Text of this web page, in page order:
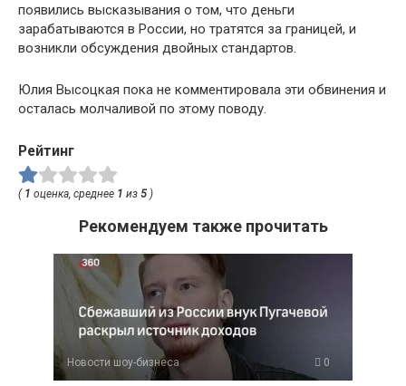
появились высказывания о том, что деньги
зарабатываются в России, но тратятся за границей, и
возникли обсуждения двойных стандартов.
Юлия Высоцкая пока не комментировала эти обвинения и
осталась молчаливой по этому поводу.
Рейтинг
( 1 оценка, среднее 1 из 5 )
Рекомендуем также прочитать
Новости шоу-бизнеса 0